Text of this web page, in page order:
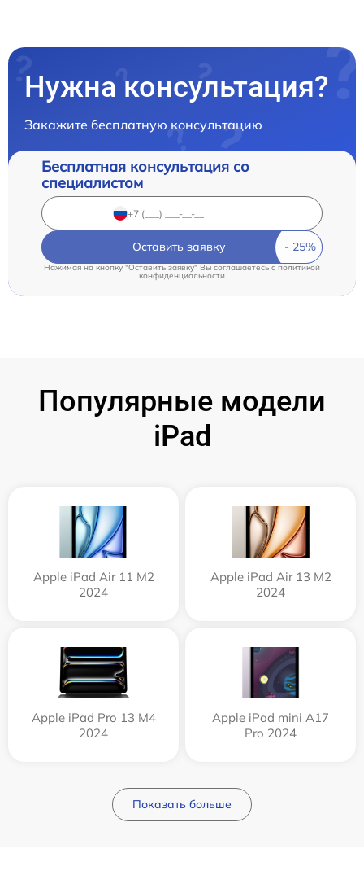
Нужна консультация?
Закажите бесплатную консультацию
Бесплатная консультация со
специалистом
Оставить заявку
Нажимая на кнопку "Оставить заявку" Вы соглашаетесь cполитикой
конфиденциальности
Популярные модели
iPad
Apple iPad Air 11 M2
2024
Apple iPad Air 13 M2
2024
Apple iPad Pro 13 M4
2024
Apple iPad mini A17
Pro 2024
Показать больше